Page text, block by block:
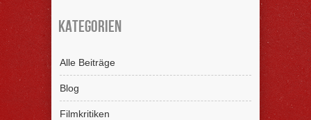
Kategorien
Alle Beiträge
Blog
Filmkritiken